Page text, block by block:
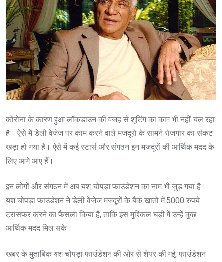
कोरोना के कारण हुआ लॉकडाउन की वजह से शूटिंग का काम भी नहीं चल रहा
है। ऐसे में डेली वेजेज पर काम करने वाले मजदूरों के सामने रोजगार का संकट
खड़ा हो गया है। ऐसे में कई स्टार्स और संगठन इन मजदूरों की आर्थिक मदद के
लिए आगे आए हैं।
इन लोगों और संगठन में अब यश चोपड़ा फाउंडेशन का नाम भी जुड़ गया है।
यश चोपड़ा फाउंडेशन ने डेली वेजेज मजदूरों के बैंक खातों में 5000 रुपये
ट्रांसफर करने का फैसला किया है, ताकि इस मुश्किल घड़ी में उन्हें कुछ
आर्थिक मदद मिल सके।
खबर के मुताबिक यश चोपड़ा फाउंडेशन की ओर से शेयर की गई, फाउंडेशन